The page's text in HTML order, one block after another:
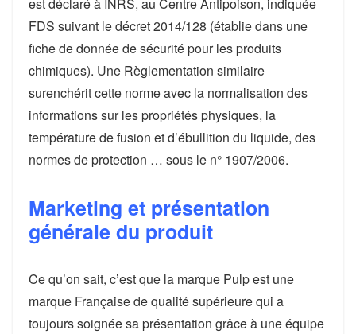
est déclaré à INRS, au Centre Antipoison, indiquée
FDS suivant le décret 2014/128 (établie dans une
fiche de donnée de sécurité pour les produits
chimiques). Une Règlementation similaire
surenchérit cette norme avec la normalisation des
informations sur les propriétés physiques, la
température de fusion et d’ébullition du liquide, des
normes de protection … sous le n° 1907/2006.
Marketing et présentation
générale du produit
Ce qu’on sait, c’est que la marque Pulp est une
marque Française de qualité supérieure qui a
toujours soignée sa présentation grâce à une équipe